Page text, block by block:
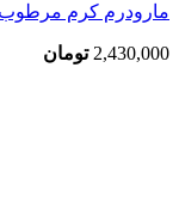
مارودرم کرم مرطوب
2,430,000 تومان